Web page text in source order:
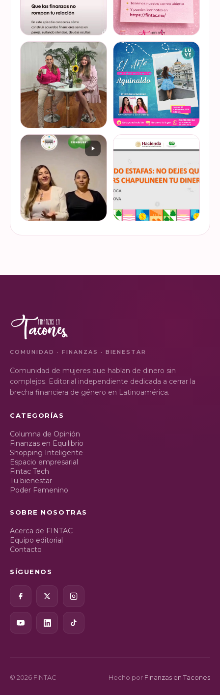
@lucyquiroga tuvo la
oportunidad de conversar
con la gran Ilana Sod, en el
#podcast Consejo Capital
de @scotiabankmx Gracias
por la invitac…
VER EN
INSTAGRAM
Prometemos que no
desaparecimos… solo
estamos reorganizando
todo (y esperando a que el
diseñador vuelva del retiro
😅). No estamos publicand…
VER EN
INSTAGRAM
De cuando te toca ser la
entrevistada. Un placer
platicar con Esther Luiselli
de tus finanzas en la serie
de "Mu…
VER EN
INSTAGRAM
mejor forma de gestionar
ese dinero extra de fin de
ahorro o aguinaldo, es un
dinero…
VER EN
INSTAGRAM
de la Semana Nacional de
que los hackers
COMUNIDAD · FINANZAS · BIENESTAR
Comunidad de mujeres que hablan de dinero sin
complejos. Editorial independiente dedicada a cerrar la
brecha financiera de género en Latinoamérica.
CATEGORÍAS
Columna de Opinión
Finanzas en Equilibrio
Shopping Inteligente
Espacio empresarial
Fintac Tech
Tu bienestar
Poder Femenino
SOBRE NOSOTRAS
Acerca de FINTAC
Equipo editorial
Contacto
SÍGUENOS
© 2026 FINTAC Hecho por Finanzas en Tacones